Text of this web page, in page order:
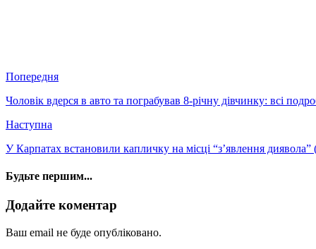
Попередня
Чоловік вдерся в авто та пограбував 8-річну дівчинку: всі
Наступна
У Карпатах встановили капличку на місці “з’явлення
Будьте першим...
Додайте коментар
Ваш email не буде опубліковано.